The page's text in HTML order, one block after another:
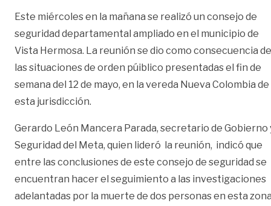
Este miércoles en la mañana se realizó un consejo de
seguridad departamental ampliado en el municipio de
Vista Hermosa. La reunión se dio como consecuencia de
las situaciones de orden púiblico presentadas el fin de
semana del 12 de mayo, en la vereda Nueva Colombia de
esta jurisdicción.
Gerardo León Mancera Parada, secretario de Gobierno
Seguridad del Meta, quien lideró la reunión, indicó que
entre las conclusiones de este consejo de seguridad se
encuentran hacer el seguimiento a las investigaciones
adelantadas por la muerte de dos personas en esta